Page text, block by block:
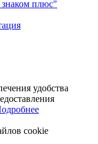
плюс"
удобства
cookie